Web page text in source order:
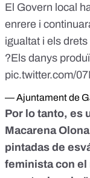
El Govern local
enrere i
igualtat i els
?Els danys
pic.twitter.com/
— Ajuntament de
Por lo tanto, es
Macarena
pintadas de
feminista con el